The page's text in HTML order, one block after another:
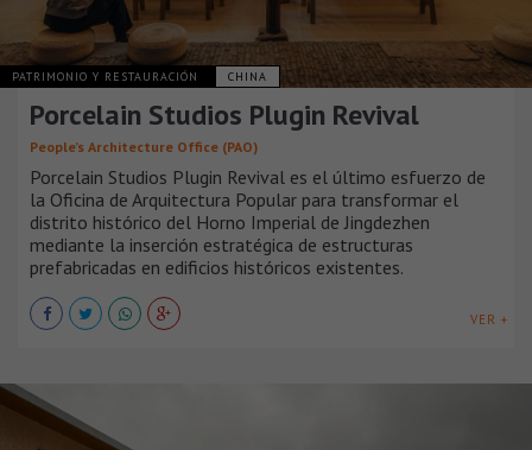
PATRIMONIO Y RESTAURACIÓN CHINA
Porcelain Studios Plugin Revival
People’s Architecture Office (PAO)
Porcelain Studios Plugin Revival es el último esfuerzo de
la Oficina de Arquitectura Popular para transformar el
distrito histórico del Horno Imperial de Jingdezhen
mediante la inserción estratégica de estructuras
prefabricadas en edificios históricos existentes.
VER +